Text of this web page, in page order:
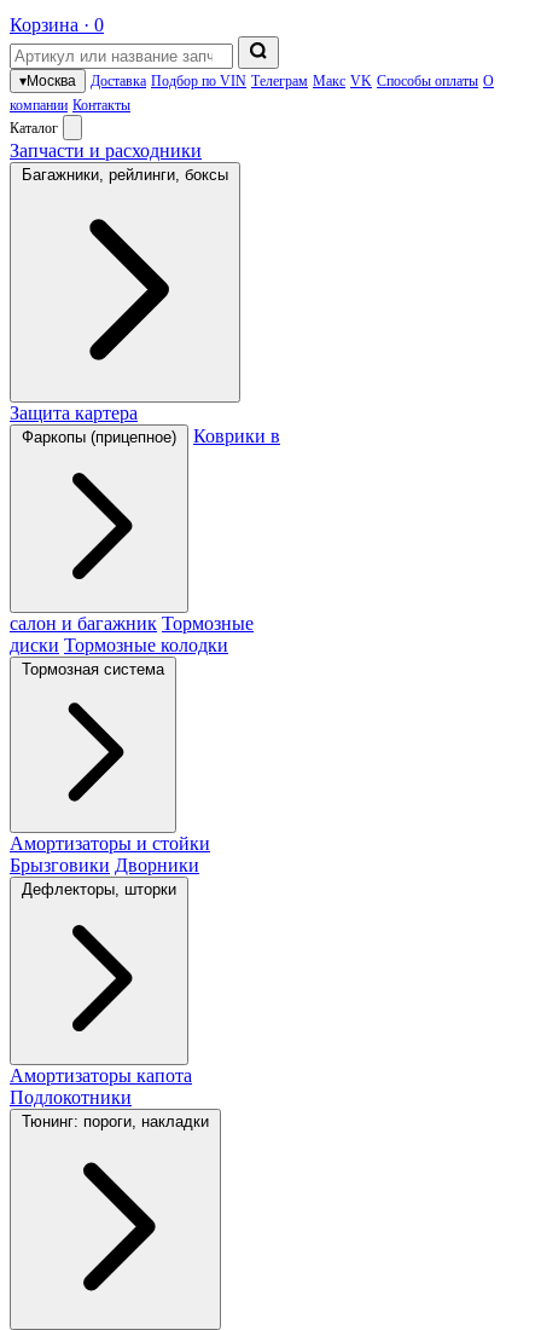
Корзина · 0
▾Москва Доставка Подбор по VIN Телеграм Макс VK Способы оплаты О
компании Контакты
Каталог
Запчасти и расходники
Багажники, рейлинги, боксы
Защита картера
Фаркопы (прицепное) Коврики в
салон и багажник Тормозные
диски Тормозные колодки
Тормозная система
Амортизаторы и стойки
Брызговики Дворники
Дефлекторы, шторки
Амортизаторы капота
Подлокотники
Тюнинг: пороги, накладки